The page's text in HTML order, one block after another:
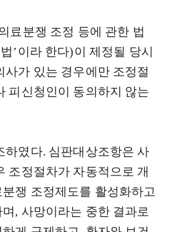
료분쟁 조정 등에 관한 법
’이라 한다)이 제정될 당시
가 있는 경우에만 조정절
피신청인이 동의하지 않는
하였다. 심판대상조항은 사
조정절차가 자동적으로 개
쟁 조정제도를 활성화하고
, 사망이라는 중한 결과로